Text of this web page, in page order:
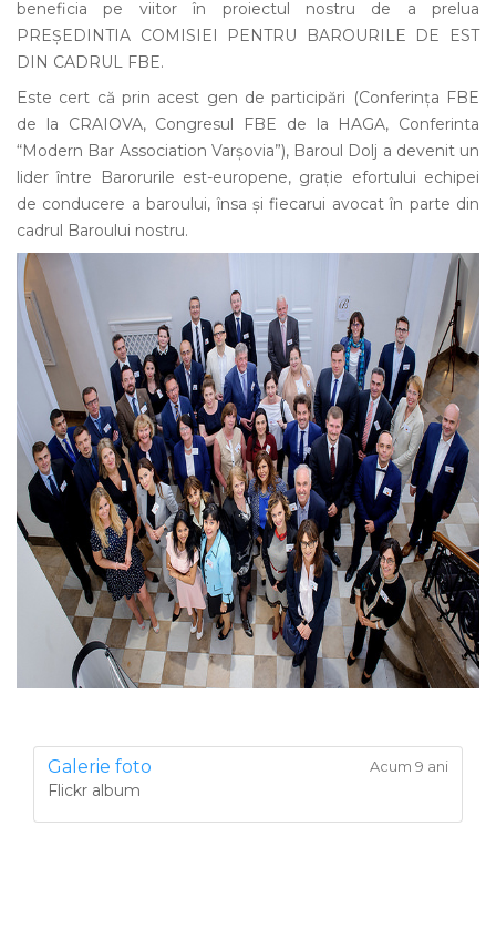
beneficia pe viitor în proiectul nostru de a prelua
PREȘEDINTIA COMISIEI PENTRU BAROURILE DE EST
DIN CADRUL FBE.
Este cert că prin acest gen de participări (Conferința FBE
de la CRAIOVA, Congresul FBE de la HAGA, Conferinta
“Modern Bar Association Varșovia”), Baroul Dolj a devenit un
lider între Barorurile est-europene, grație efortului echipei
de conducere a baroului, însa și fiecarui avocat în parte din
cadrul Baroului nostru.
Galerie foto Acum 9 ani
Flickr album